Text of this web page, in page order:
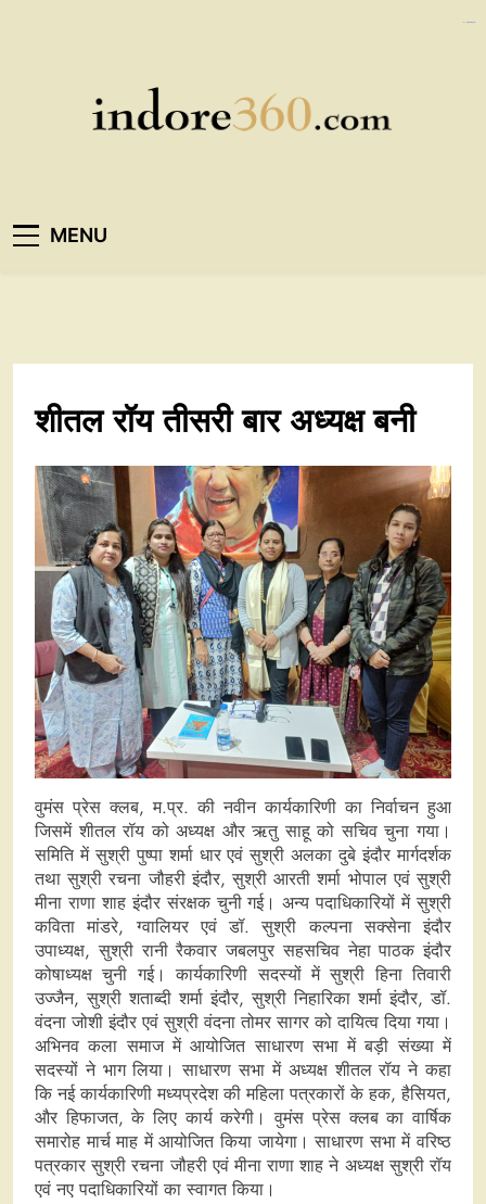
Indore360
MENU
शीतल रॉय तीसरी बार अध्यक्ष बनी
वुमंस प्रेस क्लब, म.प्र. की नवीन कार्यकारिणी का निर्वाचन हुआ
जिसमें शीतल रॉय को अध्यक्ष और ऋतु साहू को सचिव चुना गया।
समिति में सुश्री पुष्पा शर्मा धार एवं सुश्री अलका दुबे इंदौर मार्गदर्शक
तथा सुश्री रचना जौहरी इंदौर, सुश्री आरती शर्मा भोपाल एवं सुश्री
मीना राणा शाह इंदौर संरक्षक चुनी गई। अन्य पदाधिकारियों में सुश्री
कविता मांडरे, ग्वालियर एवं डॉ. सुश्री कल्पना सक्सेना इंदौर
उपाध्यक्ष, सुश्री रानी रैकवार जबलपुर सहसचिव नेहा पाठक इंदौर
कोषाध्यक्ष चुनी गई। कार्यकारिणी सदस्यों में सुश्री हिना तिवारी
उज्जैन, सुश्री शताब्दी शर्मा इंदौर, सुश्री निहारिका शर्मा इंदौर, डॉ.
वंदना जोशी इंदौर एवं सुश्री वंदना तोमर सागर को दायित्व दिया गया।
अभिनव कला समाज में आयोजित साधारण सभा में बड़ी संख्या में
सदस्यों ने भाग लिया। साधारण सभा में अध्यक्ष शीतल रॉय ने कहा
कि नई कार्यकारिणी मध्यप्रदेश की महिला पत्रकारों के हक, हैसियत,
और हिफाजत, के लिए कार्य करेगी। वुमंस प्रेस क्लब का वार्षिक
समारोह मार्च माह में आयोजित किया जायेगा। साधारण सभा में वरिष्ठ
पत्रकार सुश्री रचना जौहरी एवं मीना राणा शाह ने अध्यक्ष सुश्री रॉय
एवं नए पदाधिकारियों का स्वागत किया।